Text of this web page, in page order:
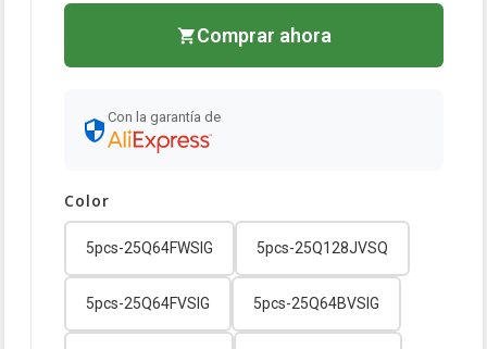
Comprar ahora
Con la garantía de
Color
5pcs-25Q64FWSIG 5pcs-25Q128JVSQ
5pcs-25Q64FVSIG 5pcs-25Q64BVSIG